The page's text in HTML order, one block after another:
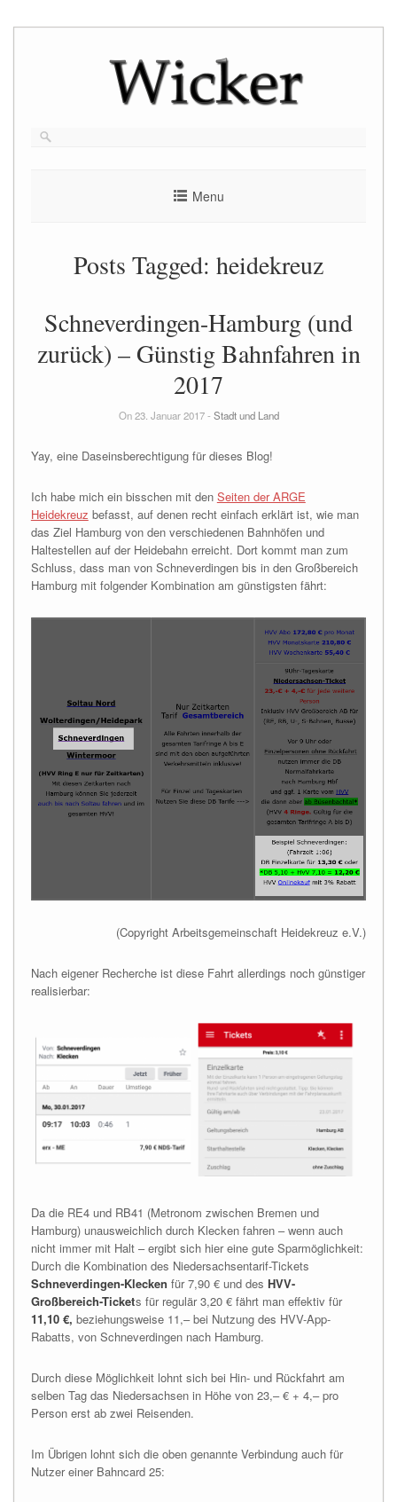
Menu
Posts Tagged: heidekreuz
Schneverdingen-Hamburg (und
zurück) – Günstig Bahnfahren in
2017
On 23. Januar 2017 - Stadt und Land
Yay, eine Daseinsberechtigung für dieses Blog!
Ich habe mich ein bisschen mit den Seiten der ARGE
Heidekreuz befasst, auf denen recht einfach erklärt ist, wie man
das Ziel Hamburg von den verschiedenen Bahnhöfen und
Haltestellen auf der Heidebahn erreicht. Dort kommt man zum
Schluss, dass man von Schneverdingen bis in den Großbereich
Hamburg mit folgender Kombination am günstigsten fährt:
(Copyright Arbeitsgemeinschaft Heidekreuz e.V.)
Nach eigener Recherche ist diese Fahrt allerdings noch günstiger
realisierbar:
Da die RE4 und RB41 (Metronom zwischen Bremen und
Hamburg) unausweichlich durch Klecken fahren – wenn auch
nicht immer mit Halt – ergibt sich hier eine gute Sparmöglichkeit:
Durch die Kombination des Niedersachsentarif-Tickets
Schneverdingen-Klecken für 7,90 € und des HVV-
Großbereich-Tickets für regulär 3,20 € fährt man effektiv für
11,10 €, beziehungsweise 11,– bei Nutzung des HVV-App-
Rabatts, von Schneverdingen nach Hamburg.
Durch diese Möglichkeit lohnt sich bei Hin- und Rückfahrt am
selben Tag das Niedersachsen in Höhe von 23,– € + 4,– pro
Person erst ab zwei Reisenden.
Im Übrigen lohnt sich die oben genannte Verbindung auch für
Nutzer einer Bahncard 25: